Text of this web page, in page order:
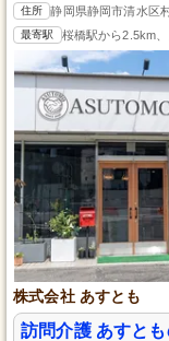
住所 静岡県静岡市清水区
最寄駅 桜橋駅から2.5km
株式会社 あすとも
訪問介護 あすと